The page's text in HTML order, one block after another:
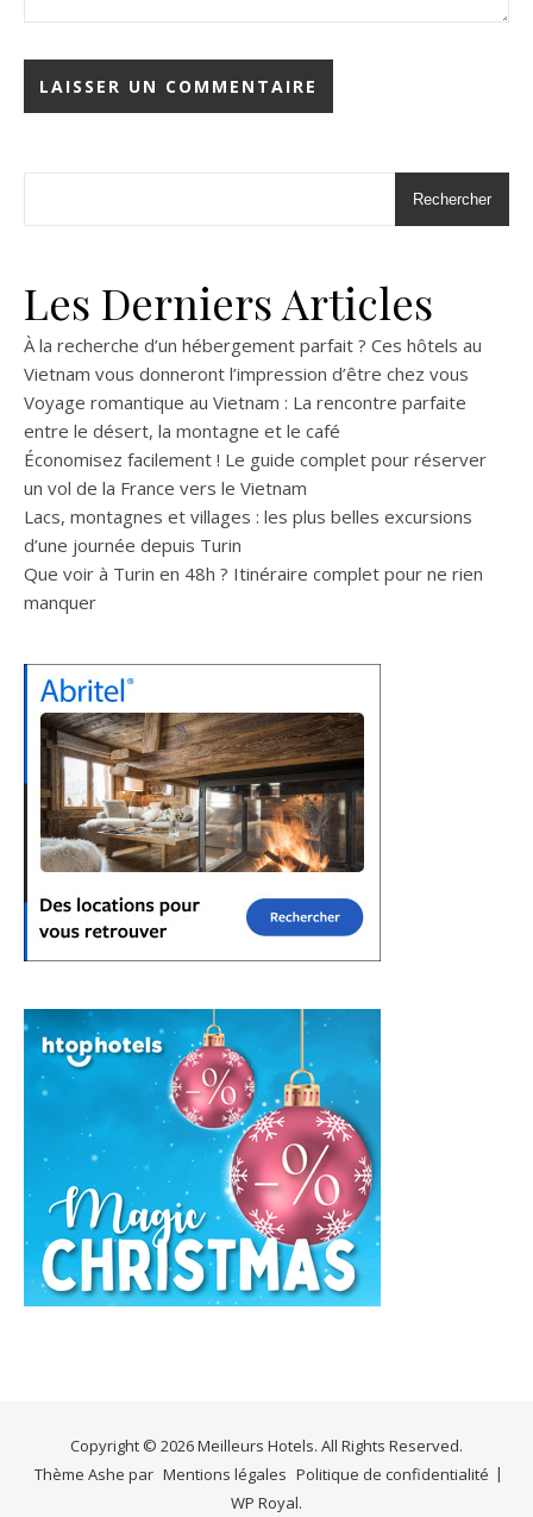
Rechercher
Les Derniers Articles
À la recherche d’un hébergement parfait ? Ces hôtels au
Vietnam vous donneront l’impression d’être chez vous
Voyage romantique au Vietnam : La rencontre parfaite
entre le désert, la montagne et le café
Économisez facilement ! Le guide complet pour réserver
un vol de la France vers le Vietnam
Lacs, montagnes et villages : les plus belles excursions
d’une journée depuis Turin
Que voir à Turin en 48h ? Itinéraire complet pour ne rien
manquer
Copyright © 2026 Meilleurs Hotels. All Rights Reserved.
Mentions légales Politique de confidentialité
Thème Ashe par
WP Royal.